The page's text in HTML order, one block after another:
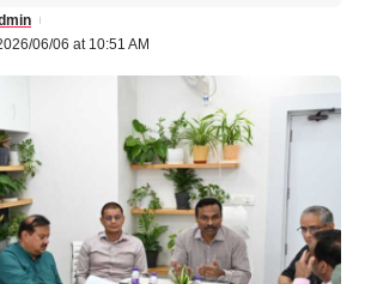
06/06 at 10:51 AM